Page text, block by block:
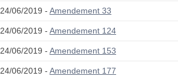
24/06/2019 - Amendement 33
24/06/2019 - Amendement 124
24/06/2019 - Amendement 153
24/06/2019 - Amendement 177